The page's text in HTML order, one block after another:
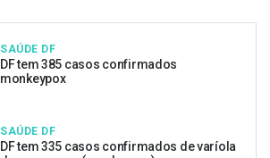
SAÚDE DF
DF tem 385 casos confirmados
monkeypox
SAÚDE DF
DF tem 335 casos confirmados de varíola